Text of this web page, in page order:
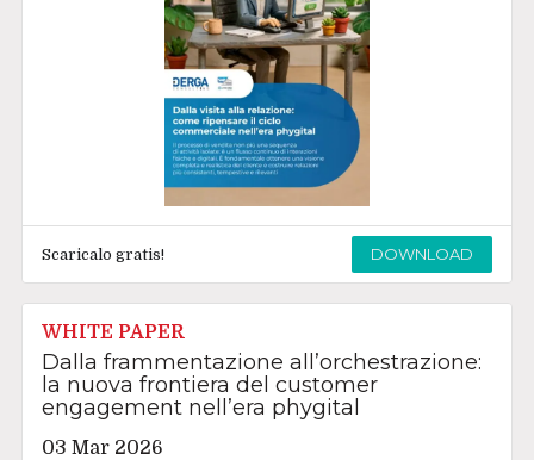
Scaricalo gratis! DOWNLOAD
WHITE PAPER
Dalla frammentazione all’orchestrazione:
la nuova frontiera del customer
engagement nell’era phygital
03 Mar 2026